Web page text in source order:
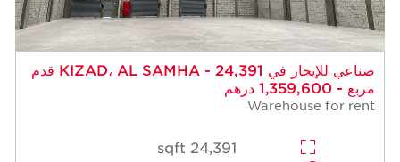
صناعي للإيجار في KIZAD، AL SAMHA - 24,391 قدم
مربع - 1,359,600 درهم
Warehouse for rent
24,391 sqft